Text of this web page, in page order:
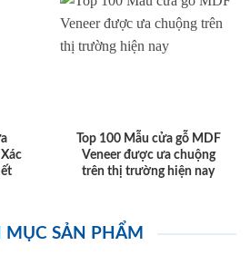
Top 100 Mẫu cửa gỗ MDF
Veneer được ưa chuộng
trên thị trường hiện nay
MỤC SẢN PHẨM